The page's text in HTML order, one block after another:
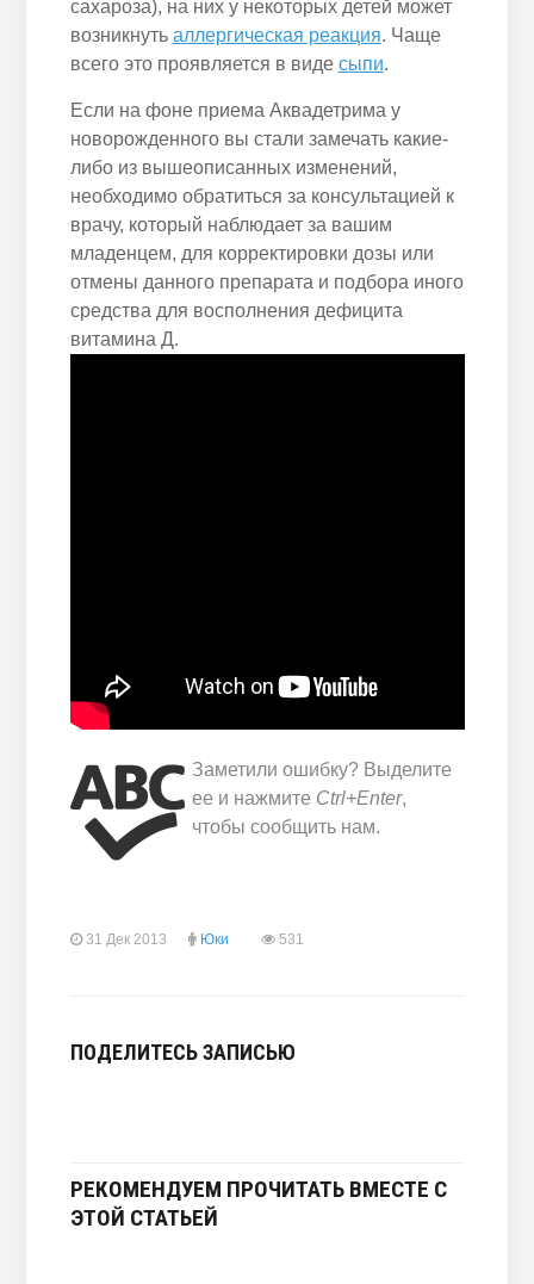
сахароза), на них у некоторых детей может
возникнуть аллергическая реакция. Чаще
всего это проявляется в виде сыпи.
Если на фоне приема Аквадетрима у
новорожденного вы стали замечать какие-
либо из вышеописанных изменений,
необходимо обратиться за консультацией к
врачу, который наблюдает за вашим
младенцем, для корректировки дозы или
отмены данного препарата и подбора иного
средства для восполнения дефицита
витамина Д.
Заметили ошибку? Выделите
ее и нажмите Ctrl+Enter,
чтобы сообщить нам.
31 Дек 2013 Юки 531
ПОДЕЛИТЕСЬ ЗАПИСЬЮ
РЕКОМЕНДУЕМ ПРОЧИТАТЬ ВМЕСТЕ С
ЭТОЙ СТАТЬЕЙ